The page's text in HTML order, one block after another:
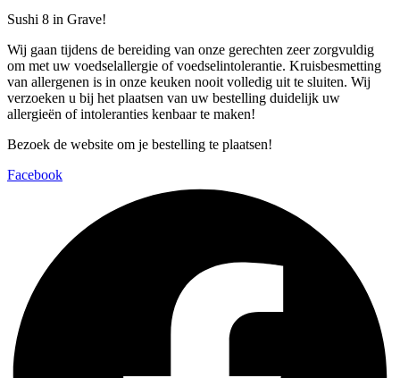
Sushi 8 in Grave!
Wij gaan tijdens de bereiding van onze gerechten zeer zorgvuldig
om met uw voedselallergie of voedselintolerantie. Kruisbesmetting
van allergenen is in onze keuken nooit volledig uit te sluiten. Wij
verzoeken u bij het plaatsen van uw bestelling duidelijk uw
allergieën of intoleranties kenbaar te maken!
Bezoek de website om je bestelling te plaatsen!
Facebook